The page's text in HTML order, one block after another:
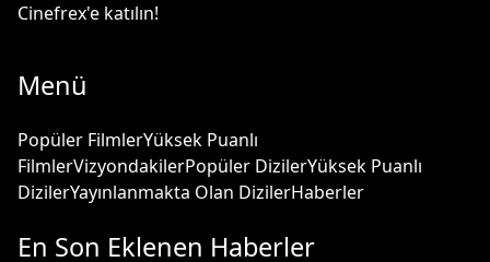
Cinefrex'e katılın!
Menü
Popüler FilmlerYüksek Puanlı
FilmlerVizyondakilerPopüler DizilerYüksek Puanlı
DizilerYayınlanmakta Olan DizilerHaberler
En Son Eklenen Haberler